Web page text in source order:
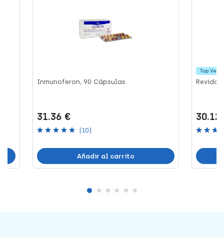
Inmunoferon, 90 Cápsulas
31.36 €
(10)
Añadir al carrito
Top
30.12